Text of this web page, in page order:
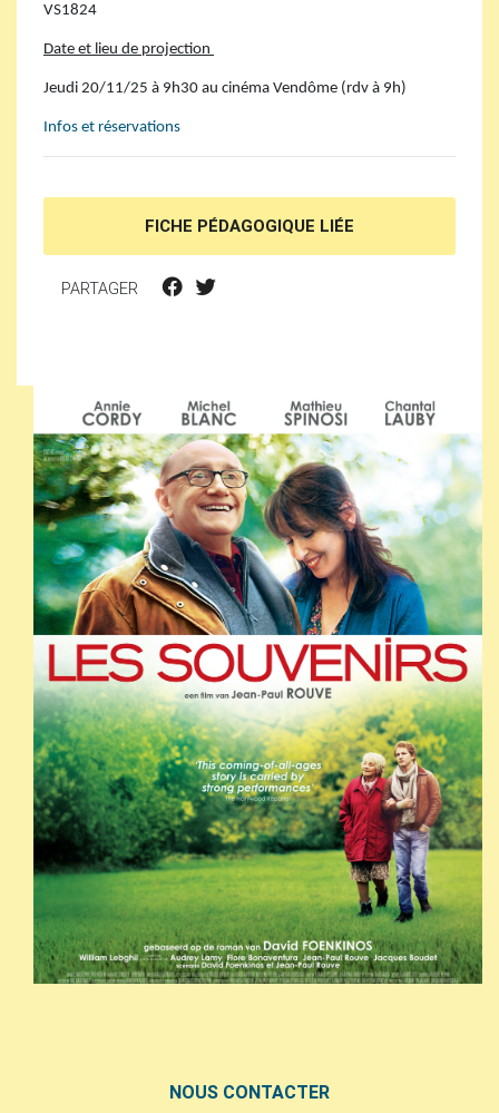
VS1824
Date et lieu de projection
Jeudi 20/11/25 à 9h30 au cinéma Vendôme (rdv à 9h)
Infos et réservations
FICHE PÉDAGOGIQUE LIÉE
PARTAGER
NOUS CONTACTER